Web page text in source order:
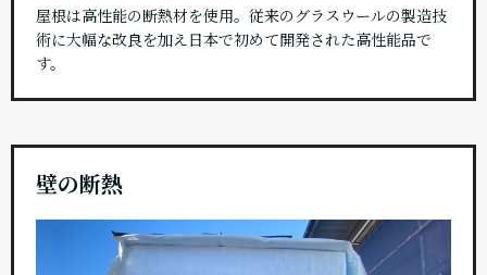
屋根は高性能の断熱材を使用。従来のグラスウールの製造技
術に大幅な改良を加え日本で初めて開発された高性能品で
す。
壁の断熱